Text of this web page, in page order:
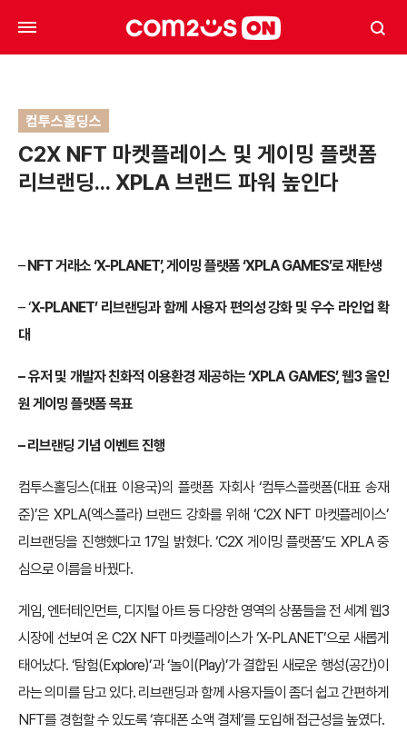
컴투스홀딩스
C2X NFT 마켓플레이스 및 게이밍 플랫폼
리브랜딩… XPLA 브랜드 파워 높인다
–NFT거래소 ‘X-PLANET’, 게이밍 플랫폼 ‘XPLA GAMES’로 재탄생
– ‘X-PLANET’ 리브랜딩과 함께 사용자 편의성 강화 및 우수 라인업 확
대
– 유저 및 개발자 친화적 이용환경 제공하는 ‘XPLA GAMES’, 웹3 올인
원 게이밍 플랫폼 목표
– 리브랜딩 기념 이벤트 진행
컴투스홀딩스(대표 이용국)의 플랫폼 자회사 ‘컴투스플랫폼(대표 송재
준)’은 XPLA(엑스플라) 브랜드 강화를 위해 ‘C2X NFT 마켓플레이스’
리브랜딩을 진행했다고 17일 밝혔다. ‘C2X 게이밍 플랫폼’도 XPLA 중
심으로 이름을 바꿨다.
게임, 엔터테인먼트, 디지털 아트 등 다양한 영역의 상품들을 전 세계 웹3
시장에 선보여 온 C2X NFT 마켓플레이스가 ‘X-PLANET’으로 새롭게
태어났다. ‘탐험(Explore)’과 ‘놀이(Play)’가 결합된 새로운 행성(공간)이
라는 의미를 담고 있다. 리브랜딩과 함께 사용자들이 좀더 쉽고 간편하게
NFT를 경험할 수 있도록 ‘휴대폰 소액 결제’를 도입해 접근성을 높였다.